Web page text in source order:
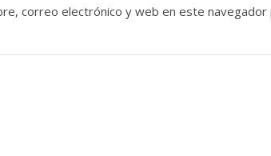
correo electrónico y web en este